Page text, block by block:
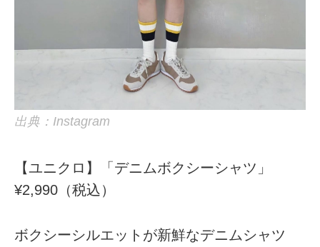
出典：Instagram
【ユニクロ】「デニムボクシーシャツ」
¥2,990（税込）
ボクシーシルエットが新鮮なデニムシャツ